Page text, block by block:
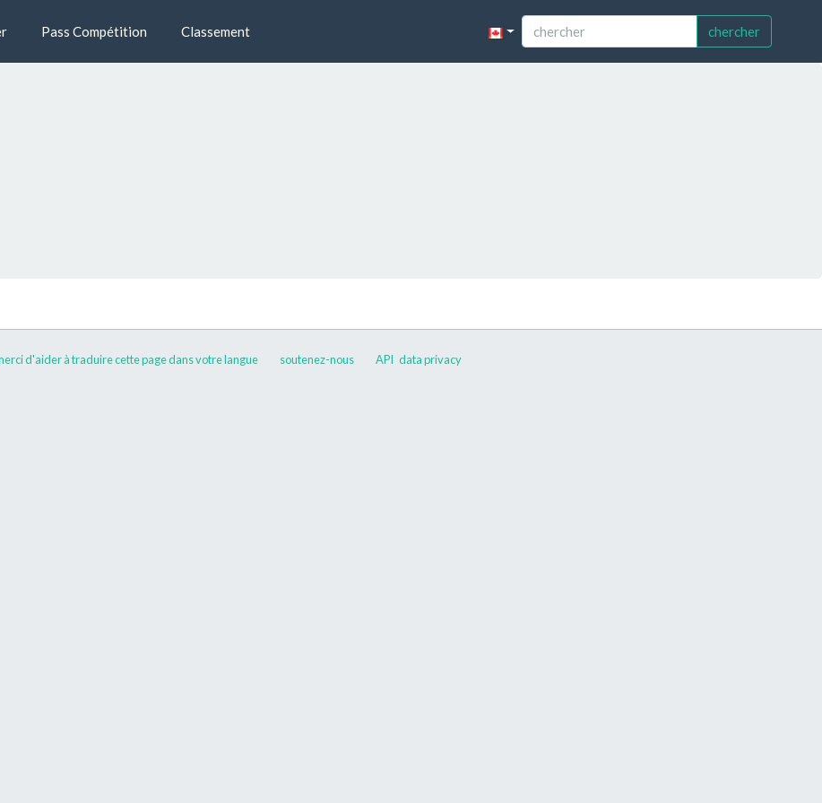
Pass Compétition Classement chercher
d'aider à traduire cette page dans votre langue soutenez-nous API data privacy